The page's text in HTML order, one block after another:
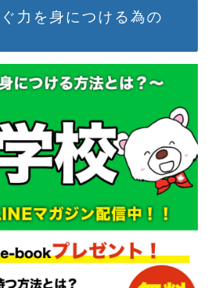
力を身につける為の